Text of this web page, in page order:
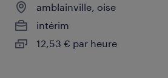
amblainville, oise
intérim
12,53 € par heure